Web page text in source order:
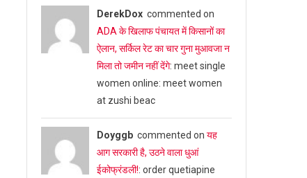
DerekDoxcommented on
ADA के खिलाफ पंचायत में किसानों का
ऐलान, सर्किल रेट का चार गुना मुआवजा न
मिला तो जमीन नहीं देंगे: meet single
women online: meet women
at zushi beac
Doyggbcommented on यह
आग सरकारी है, उठने वाला धुआं
ईकोफ्रंडली!: order quetiapine